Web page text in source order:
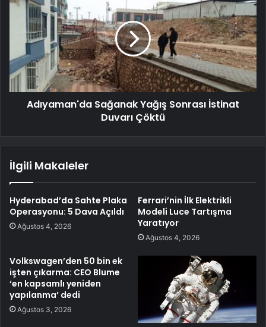
Adıyaman'da Sağanak Yağış Sonrası İstinat
Duvarı Çöktü
İlgili Makaleler
Hyderabad’da Sahte Plaka
Operasyonu: 5 Dava Açıldı
Ağustos 4, 2026
Ferrari’nin İlk Elektrikli
Modeli Luce Tartışma
Yaratıyor
Ağustos 4, 2026
Volkswagen’den 50 bin ek
işten çıkarma: CEO Blume
‘en kapsamlı yeniden
yapılanma’ dedi
Ağustos 3, 2026